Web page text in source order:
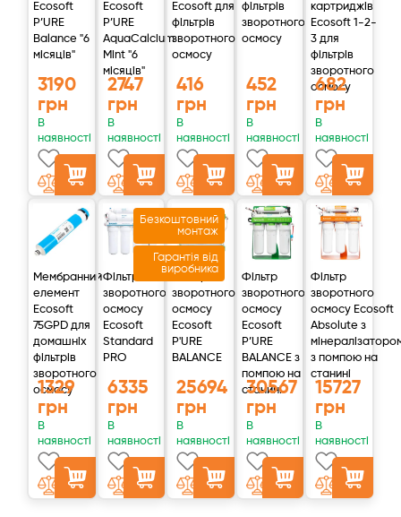
Ecosoft
P’URE
Balance "6
місяців"
3190
грн
В
наявності
Ecosoft
P’URE
AquaCalcium
Mint "6
місяців"
2747
грн
В
наявності
Ecosoft для
фільтрів
зворотного
осмосу
416
грн
В
наявності
фільтрів
зворотного
осмосу
452
грн
В
наявності
картриджів
Ecosoft 1-2-
3 для
фільтрів
зворотного
осмосу
682
грн
В
наявності
Мембранний
елемент
Ecosoft
75GPD для
домашніх
фільтрів
зворотного
осмосу
1329
грн
В
наявності
Фільтр
зворотного
осмосу
Ecosoft
Standard
PRO
6335
грн
В
наявності
Безкоштовний
монтаж
Гарантія від
виробника
Фільтр
зворотного
осмосу
Ecosoft
P'URE
BALANCE
25694
грн
В
наявності
Фільтр
зворотного
осмосу
Ecosoft
P’URE
BALANCE з
помпою на
станині
30567
грн
В
наявності
Фільтр
зворотного
осмосу Ecosoft
Absolute з
з помпою на
станині
15727
грн
В
наявності